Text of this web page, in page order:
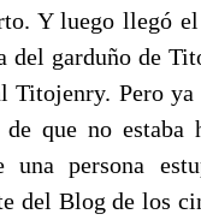
Y luego llegó
del garduño de
Titojenry. Pero ya
que no estaba
persona
del Blog de los